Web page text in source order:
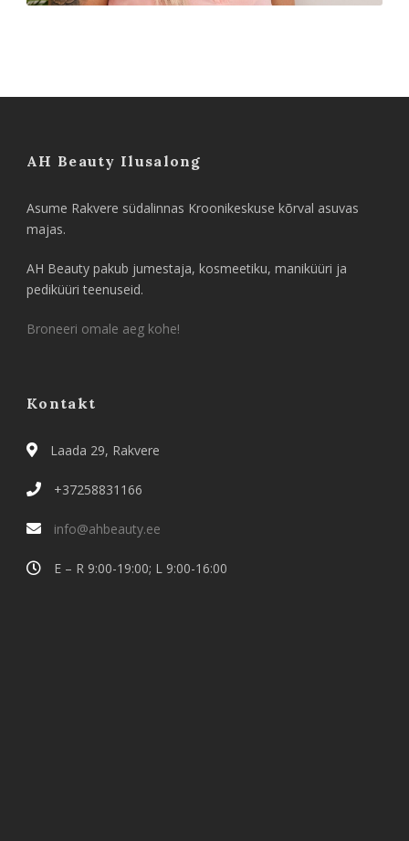
AH Beauty Ilusalong
Asume Rakvere südalinnas Kroonikeskuse kõrval asuvas
majas.
AH Beauty pakub jumestaja, kosmeetiku, maniküüri ja
pediküüri teenuseid.
Broneeri omale aeg kohe!
Kontakt
Laada 29, Rakvere
+37258831166
info@ahbeauty.ee
E – R 9:00-19:00; L 9:00-16:00